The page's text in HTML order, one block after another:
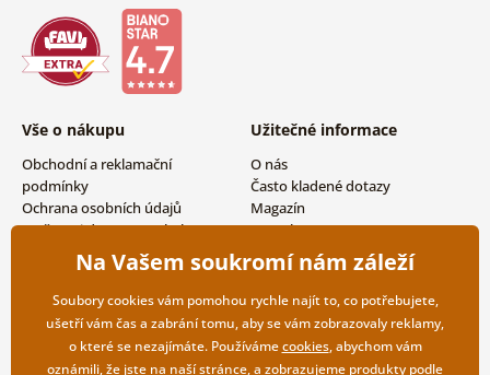
Vše o nákupu
Obchodní a reklamační
podmínky
Ochrana osobních údajů
Možnosti dopravy a platby
Vrácení zboží
Užitečné informace
O nás
Často kladené dotazy
Magazín
Kontakty
Velkoobchodní spolupráce
Na Vašem soukromí nám záleží
Soubory cookies vám pomohou rychle najít to, co potřebujete,
ušetří vám čas a zabrání tomu, aby se vám zobrazovaly reklamy,
o které se nezajímáte. Používámecookies, abychom vám
oznámili, že jste na naší stránce, a zobrazujeme produkty podle